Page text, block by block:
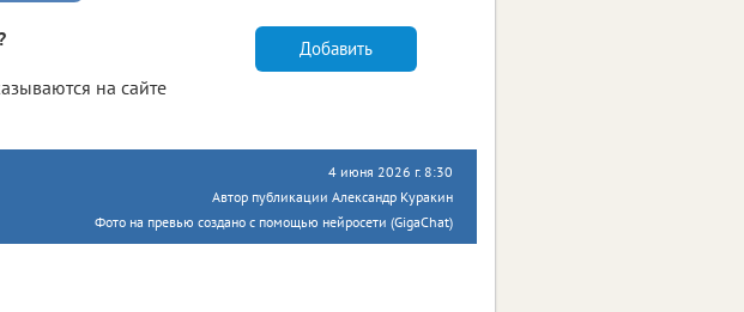
на сайте
Добавить
4 июня 2026 г. 8:30
Автор публикации Александр Куракин
Фото на превью создано с помощью нейросети (GigaChat)